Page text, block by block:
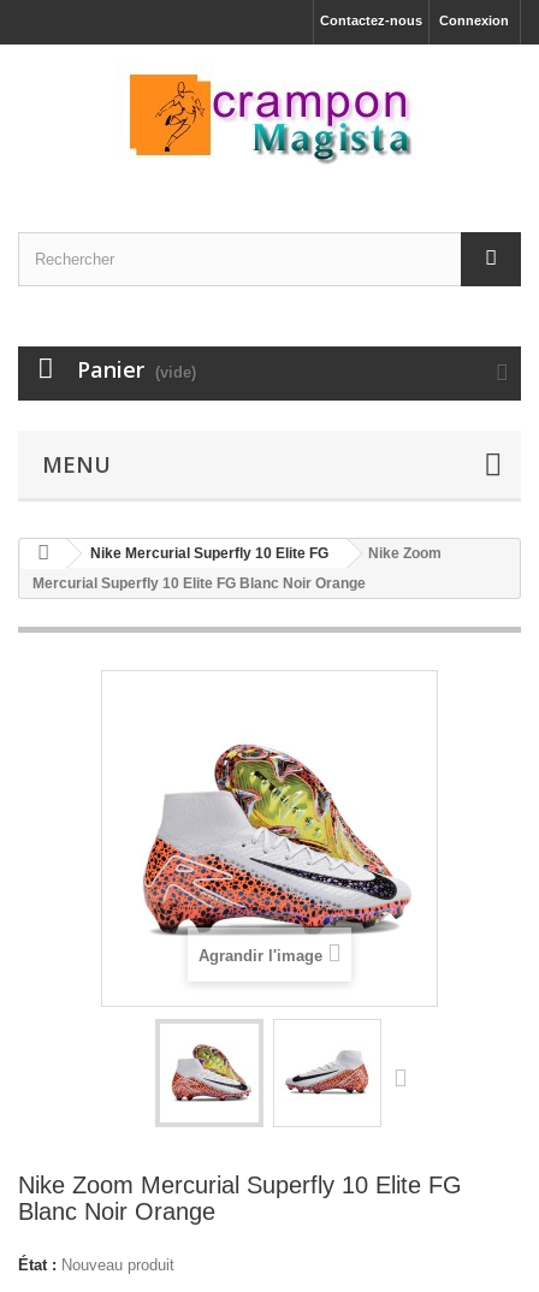
Connexion
Contactez-nous
Panier (vide)
MENU
Nike Mercurial Superfly 10 Elite FG
Nike Zoom
Mercurial Superfly 10 Elite FG Blanc Noir Orange
Agrandir l'image
Nike Zoom Mercurial Superfly 10 Elite FG
Blanc Noir Orange
État : Nouveau produit